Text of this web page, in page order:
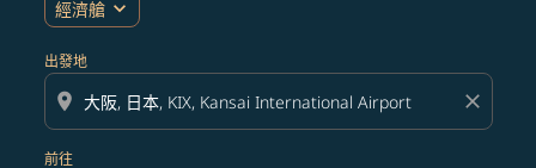
經濟艙 expand_more
出發地
location_on close
前往